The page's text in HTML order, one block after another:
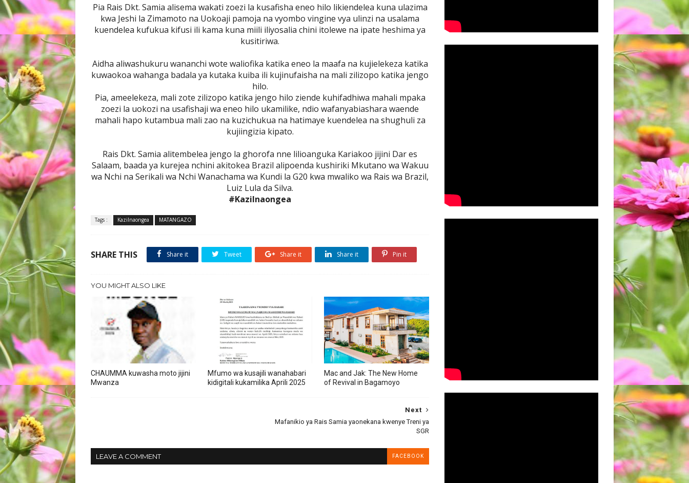
Pia Rais Dkt. Samia alisema wakati zoezi la kusafisha eneo hilo likiendelea kuna ulazima
kwa Jeshi la Zimamoto na Uokoaji pamoja na vyombo vingine vya ulinzi na usalama
kuendelea kufukua kifusi ili kama kuna miili iliyosalia chini itolewe na ipate heshima ya
kusitiriwa.
Aidha aliwashukuru wananchi wote waliofika katika eneo la maafa na kujielekeza katika
kuwaokoa wahanga badala ya kutaka kuiba ili kujinufaisha na mali zilizopo katika jengo
hilo.
Pia, ameelekeza, mali zote zilizopo katika jengo hilo ziende kuhifadhiwa mahali mpaka
zoezi la uokozi na usafishaji wa eneo hilo ukamilike, ndio wafanyabiashara waende
mahali hapo kutambua mali zao na kuzichukua na hatimaye kuendelea na shughuli za
kujiingizia kipato.
Rais Dkt. Samia alitembelea jengo la ghorofa nne lilioanguka Kariakoo jijini Dar es
Salaam, baada ya kurejea nchini akitokea Brazil alipoenda kushiriki Mkutano wa Wakuu
wa Nchi na Serikali wa Nchi Wanachama wa Kundi la G20 kwa mwaliko wa Rais wa Brazil,
Luiz Lula da Silva.
#KaziInaongea
Tags : KaziInaongea MATANGAZO
SHARE THIS Share it Tweet Share it Share it Pin it
YOU MIGHT ALSO LIKE
CHAUMMA kuwasha moto jijini
Mwanza
Mfumo wa kusajili wanahabari
kidigitali kukamilika Aprili 2025
Mac and Jak: The New Home
of Revival in Bagamoyo
Next
Mafanikio ya Rais Samia yaonekana kwenye Treni ya
SGR
LEAVE A COMMENT FACEBOOK